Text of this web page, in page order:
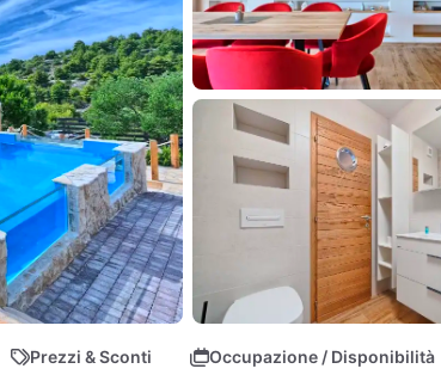
Prezzi & Sconti Occupazione / Disponibilità